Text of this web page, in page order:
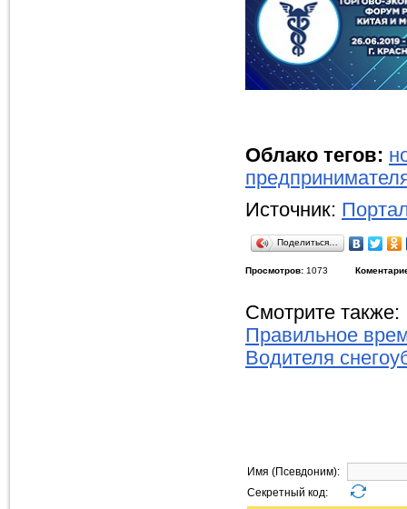
Облако тегов:
Источник:
Поделиться…
Просмотров: 1073
Смотрите также:
Правильное
Водителя
Имя (Псевдоним):
Секретный код: